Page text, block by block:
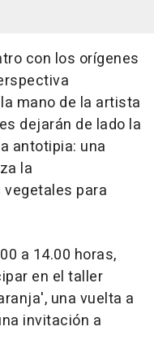
con los orígenes
mano de la artista
dejarán de lado la
antotipia: una
la
para
a 14.00 horas,
en el taller
una vuelta a
invitación a